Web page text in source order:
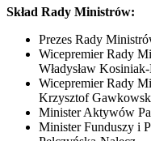
Skład Rady Ministrów:
Prezes Rady
Wicepremier Rady
Władysław
Wicepremier Rady
Krzysztof
Minister Aktywów
Minister Funduszy i